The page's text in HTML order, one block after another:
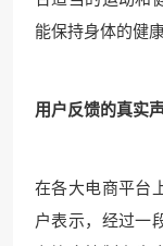
能保持身体的健康
用户反馈的真实
在各大电商平台
户表示，经过一